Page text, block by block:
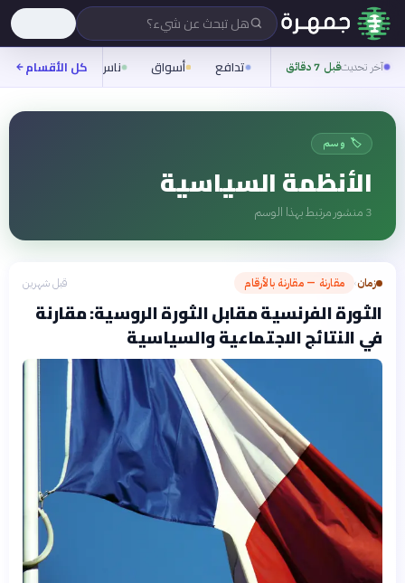
هل تبحث عن شيء؟
آخر تحديثقبل 7 دقائق تدافع أسواق ناس روح
كل الأقسام
🏷️ وسم
الأنظمة السياسية
3 منشور مرتبط بهذا الوسم
زمان› مقارنة — مقارنة بالأرقام قبل شهرين
الثورة الفرنسية مقابل الثورة الروسية: مقارنة
في النتائج الاجتماعية والسياسية